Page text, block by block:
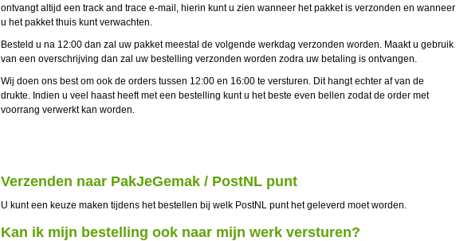
ontvangt altijd een track and trace e-mail, hierin kunt u zien wanneer het pakket is verzonden en wanneer
u het pakket thuis kunt verwachten.
Besteld u na 12:00 dan zal uw pakket meestal de volgende werkdag verzonden worden. Maakt u gebruik
van een overschrijving dan zal uw bestelling verzonden worden zodra uw betaling is ontvangen.
Wij doen ons best om ook de orders tussen 12:00 en 16:00 te versturen. Dit hangt echter af van de
drukte. Indien u veel haast heeft met een bestelling kunt u het beste even bellen zodat de order met
voorrang verwerkt kan worden.
Verzenden naar PakJeGemak / PostNL punt
U kunt een keuze maken tijdens het bestellen bij welk PostNL punt het geleverd moet worden.
Kan ik mijn bestelling ook naar mijn werk versturen?